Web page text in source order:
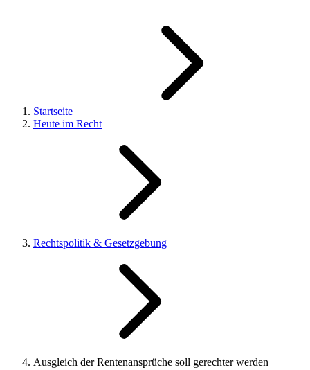
Startseite
Heute im Recht
Rechtspolitik & Gesetzgebung
Ausgleich der Rentenansprüche soll gerechter werden